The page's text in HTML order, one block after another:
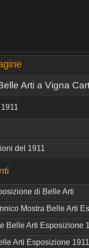
Arti a Vigna
1911
del 1911
di Belle Arti
Mostra Belle Arti
Belle Arti Esposizione
Arti Esposizione 1911